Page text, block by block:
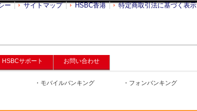
ー サイトマップ HSBC香港 特定商取引法に基づく表示
HSBCサポート お問い合わせ
・モバイルバンキング ・フォンバンキング